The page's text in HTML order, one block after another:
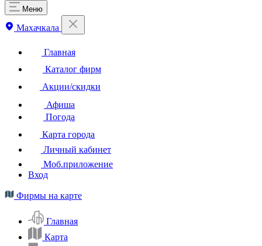
Меню
Махачкала
Главная
Каталог фирм
Акции/скидки
Афиша
Погода
Карта города
Личный кабинет
Моб.приложение
Вход
Фирмы на карте
Главная
Карта